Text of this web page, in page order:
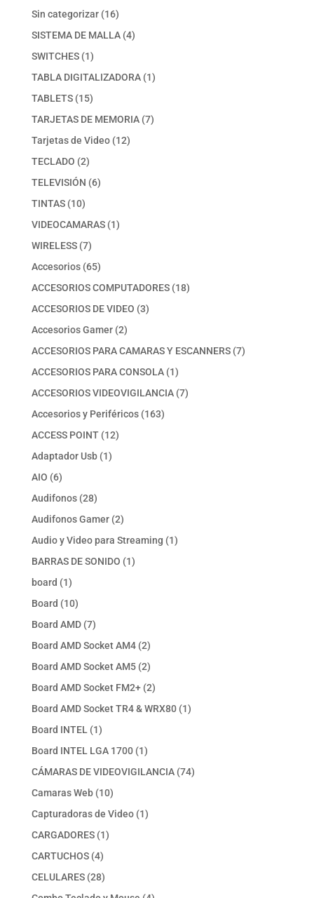
productos
Sin categorizar 1616
productos
SISTEMA DE MALLA 44
SWITCHES 11
producto
TABLA DIGITALIZADORA 11
TABLETS 1515
productos
TARJETAS DE MEMORIA 77
Tarjetas de Video 1212
TECLADO 22
productos
TELEVISIÓN 66
TINTAS 1010
productos
VIDEOCAMARAS 11
WIRELESS 77
productos
Accesorios 6565
productos
ACCESORIOS COMPUTADORES 1818
ACCESORIOS DE VIDEO 33
Accesorios Gamer 22
productos
ACCESORIOS PARA CAMARAS Y ESCANNERS 77
ACCESORIOS PARA CONSOLA 11
producto
ACCESORIOS VIDEOVIGILANCIA 77
Accesorios y Periféricos 163163
ACCESS POINT 1212
Adaptador Usb 11
AIO 66
productos
Audifonos 2828
productos
Audifonos Gamer 22
productos
Audio y Video para Streaming 11
BARRAS DE SONIDO 11
board 11
producto
Board 1010
productos
Board AMD 77
productos
Board AMD Socket AM4 22
productos
Board AMD Socket AM5 22
productos
Board AMD Socket FM2+ 22
productos
Board AMD Socket TR4 & WRX80 11
Board INTEL 11
producto
Board INTEL LGA 1700 11
producto
CÁMARAS DE VIDEOVIGILANCIA 7474
Camaras Web 1010
productos
Capturadoras de Video 11
CARGADORES 11
CARTUCHOS 44
productos
CELULARES 2828
productos